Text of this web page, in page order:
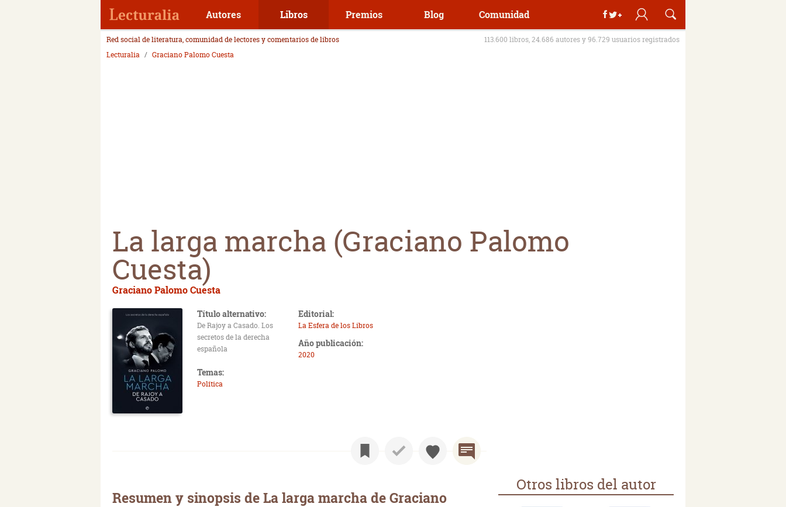
Autores Libros Premios Blog Comunidad
Red social de literatura, comunidad de lectores y comentarios de libros
113.600 libros, 24.686 autores y 96.729 usuarios registrados
Lecturalia
Graciano Palomo Cuesta
La larga marcha (Graciano Palomo
Cuesta)
Graciano Palomo Cuesta
Título alternativo:
De Rajoy a Casado. Los
secretos de la derecha
española
Editorial:
La Esfera de los Libros
Año publicación:
2020
Temas:
Política
Resumen y sinopsis de La larga marcha de Graciano
Otros libros del autor